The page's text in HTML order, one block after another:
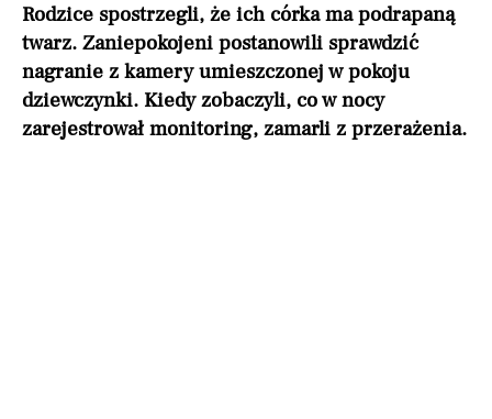
Rodzice spostrzegli, że ich córka ma podrapaną
twarz. Zaniepokojeni postanowili sprawdzić
nagranie z kamery umieszczonej w pokoju
dziewczynki. Kiedy zobaczyli, co w nocy
zarejestrował monitoring, zamarli z przerażenia.